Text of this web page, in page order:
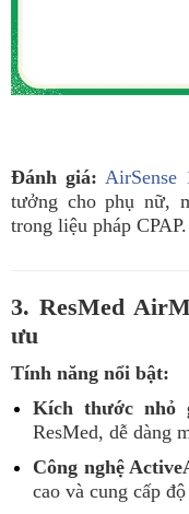
Đánh giá: AirSense
tưởng cho phụ nữ,
trong liệu pháp CPAP.
3. ResMed
ưu
Tính năng nổi bật:
Kích thước nhỏ
ResMed, dễ dàng
Công nghệ
cao và cung cấp